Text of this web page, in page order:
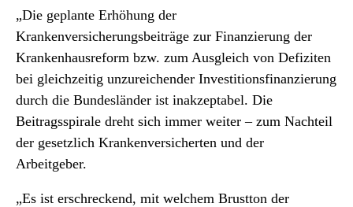
„Die geplante Erhöhung der
Krankenversicherungsbeiträge zur Finanzierung der
Krankenhausreform bzw. zum Ausgleich von Defiziten
bei gleichzeitig unzureichender Investitionsfinanzierung
durch die Bundesländer ist inakzeptabel. Die
Beitragsspirale dreht sich immer weiter – zum Nachteil
der gesetzlich Krankenversicherten und der
Arbeitgeber.
„Es ist erschreckend, mit welchem Brustton der